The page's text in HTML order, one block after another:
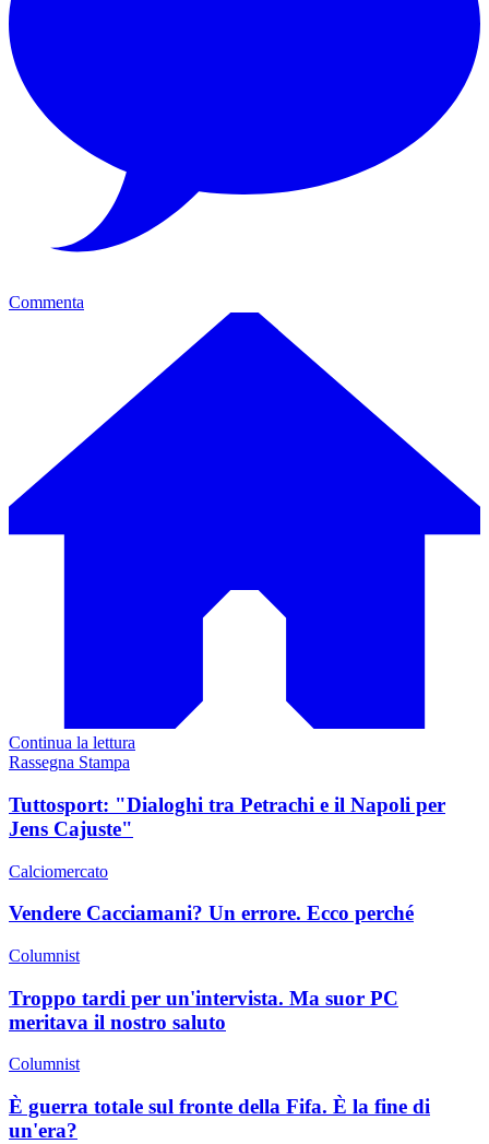
Commenta
Continua la lettura
Rassegna Stampa
Tuttosport: "Dialoghi tra Petrachi e il Napoli per
Jens Cajuste"
Calciomercato
Vendere Cacciamani? Un errore. Ecco perché
Columnist
Troppo tardi per un'intervista. Ma suor PC
meritava il nostro saluto
Columnist
È guerra totale sul fronte della Fifa. È la fine di
un'era?